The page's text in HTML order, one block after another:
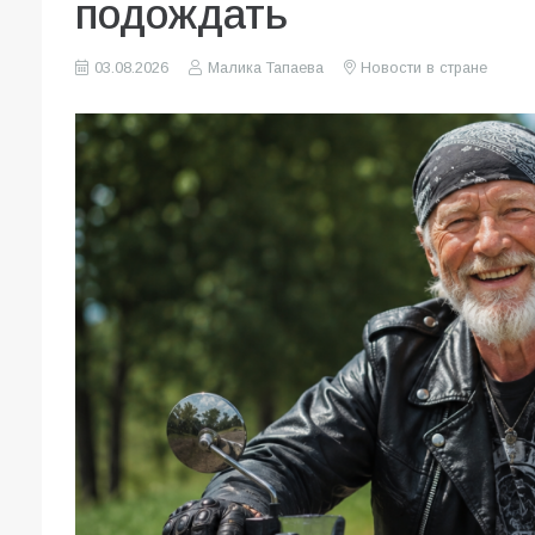
подождать
03.08.2026 Малика Тапаева Новости в стране